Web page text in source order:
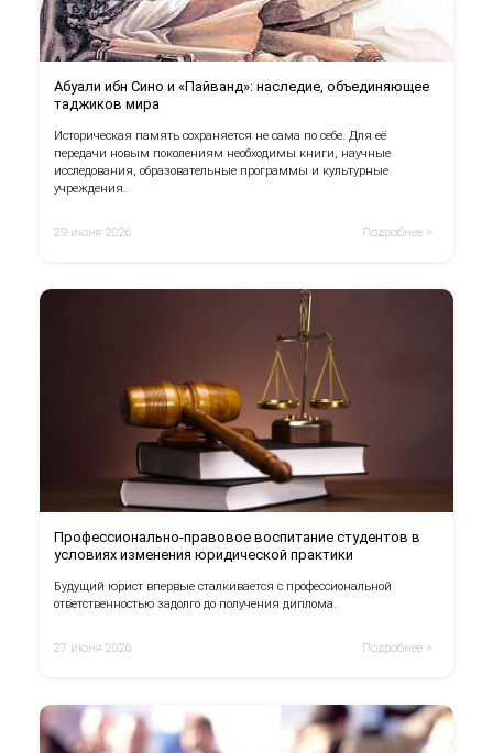
Абуали ибн Сино и «Пайванд»: наследие, объединяющее
таджиков мира
Историческая память сохраняется не сама по себе. Для её
передачи новым поколениям необходимы книги, научные
исследования, образовательные программы и культурные
учреждения.
29 июня 2026 Подробнее >
Профессионально-правовое воспитание студентов в
условиях изменения юридической практики
Будущий юрист впервые сталкивается с профессиональной
ответственностью задолго до получения диплома.
27 июня 2026 Подробнее >